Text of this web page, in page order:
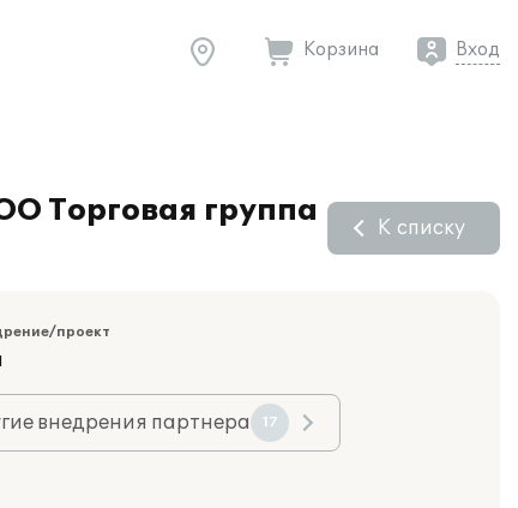
Корзина Вход
Торговая группа
К списку
проект
внедрения партнера 17